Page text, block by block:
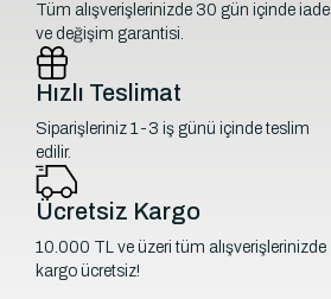
Tüm alışverişlerinizde 30 gün içinde iade
ve değişim garantisi.
Hızlı Teslimat
Siparişleriniz 1-3 iş günü içinde teslim
edilir.
Ücretsiz Kargo
10.000 TL ve üzeri tüm alışverişlerinizde
kargo ücretsiz!